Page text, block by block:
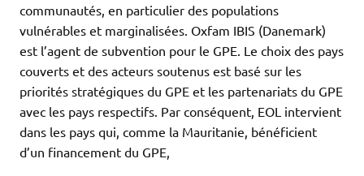
communautés, en particulier des populations
vulnérables et marginalisées. Oxfam IBIS (Danemark)
est l’agent de subvention pour le GPE. Le choix des pays
couverts et des acteurs soutenus est basé sur les
priorités stratégiques du GPE et les partenariats du GPE
avec les pays respectifs. Par conséquent, EOL intervient
dans les pays qui, comme la Mauritanie, bénéficient
d’un financement du GPE,